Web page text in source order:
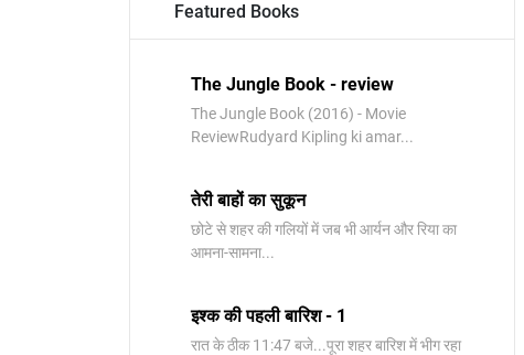
Featured Books
The Jungle Book - review
The Jungle Book (2016) - Movie
ReviewRudyard Kipling ki amar...
तेरी बाहों का सुकून
छोटे से शहर की गलियों में जब भी आर्यन और रिया का
आमना-सामना...
इश्क की पहली बारिश - 1
रात के ठीक 11:47 बजे...पूरा शहर बारिश में भीग रहा